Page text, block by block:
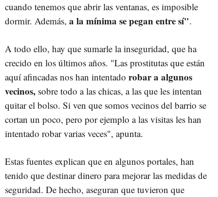
cuando tenemos que abrir las ventanas, es imposible
dormir. Además, a la mínima se pegan entre sí".
A todo ello, hay que sumarle la inseguridad, que ha
crecido en los últimos años. "Las prostitutas que están
aquí afincadas nos han intentado robar a algunos
vecinos, sobre todo a las chicas, a las que les intentan
quitar el bolso. Si ven que somos vecinos del barrio se
cortan un poco, pero por ejemplo a las visitas les han
intentado robar varias veces", apunta.
Estas fuentes explican que en algunos portales, han
tenido que destinar dinero para mejorar las medidas de
seguridad. De hecho, aseguran que tuvieron que